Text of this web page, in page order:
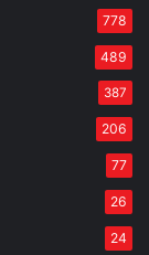
778
489
387
206
77
26
24